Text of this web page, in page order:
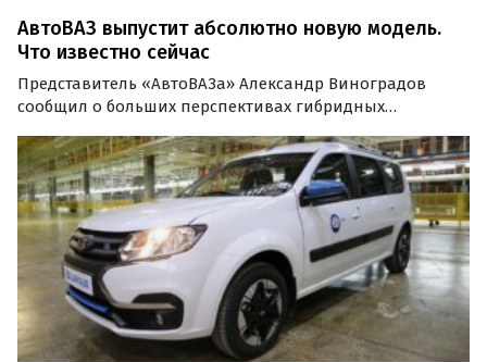
АвтоВАЗ выпустит абсолютно новую модель.
Что известно сейчас
Представитель «АвтоВАЗа» Александр Виноградов
сообщил о больших перспективах гибридных
сравнению с чисто электрическими.